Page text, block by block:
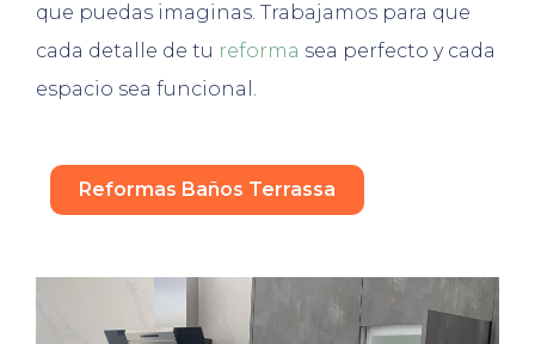
que puedas imaginas. Trabajamos para que
cada detalle de tu reforma sea perfecto y cada
espacio sea funcional.
Reformas Baños Terrassa